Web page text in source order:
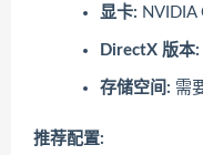
显卡: NVIDIA
DirectX 版本:
存储空间: 需
推荐配置: